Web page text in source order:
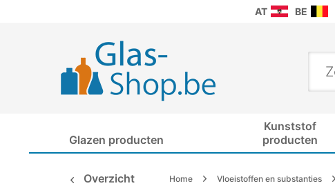
AT BE
Glazen producten
Kunststof
producten
Overzicht Home Vloeistoffen en substanties